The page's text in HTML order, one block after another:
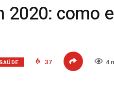
2020: como
SAÚDE 37 4